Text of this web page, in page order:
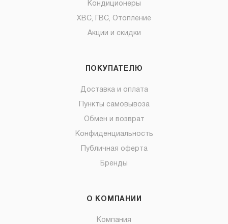
Кондиционеры
ХВС, ГВС, Отопление
Акции и скидки
ПОКУПАТЕЛЮ
Доставка и оплата
Пункты самовывоза
Обмен и возврат
Конфиденциальность
Публичная оферта
Бренды
О КОМПАНИИ
Компания